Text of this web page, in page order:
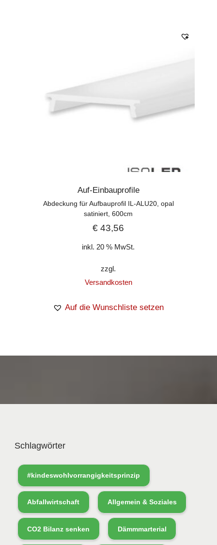
Auf-Einbauprofile
Abdeckung für Aufbauprofil IL-ALU20, opal
satiniert, 600cm
€ 43,56
inkl. 20 % MwSt.
zzgl.
Versandkosten
Auf die Wunschliste setzen
Schlagwörter
#kindeswohlvorrangigkeitsprinzip
Abfallwirtschaft Allgemein & Soziales
CO2 Bilanz senken Dämmmarterial